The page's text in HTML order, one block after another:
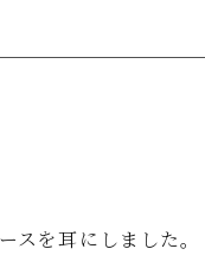
を耳にしました。